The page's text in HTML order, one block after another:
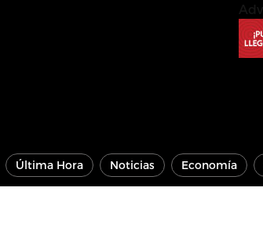
Última Hora Noticias Economía